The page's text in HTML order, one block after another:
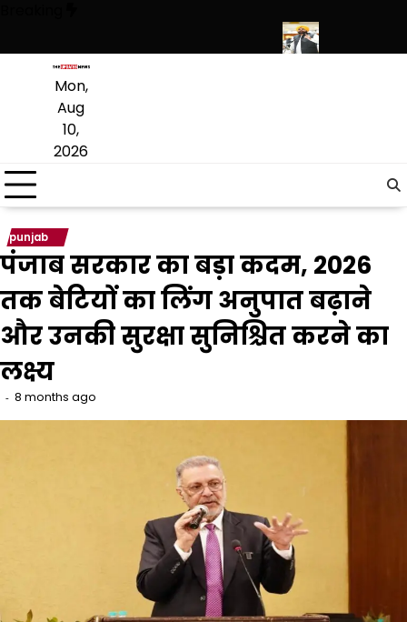
content
Mon,
Aug
10,
2026
punjab
पंजाब सरकार का बड़ा कदम, 2026
तक बेटियों का लिंग अनुपात बढ़ाने
और उनकी सुरक्षा सुनिश्चित करने का
लक्ष्य
8 months ago